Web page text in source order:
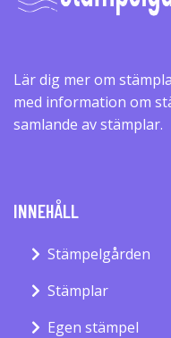
Lär dig mer om
med information om
samlande av stämplar.
INNEHÅLL
Stämpelgården
Stämplar
Egen stämpel